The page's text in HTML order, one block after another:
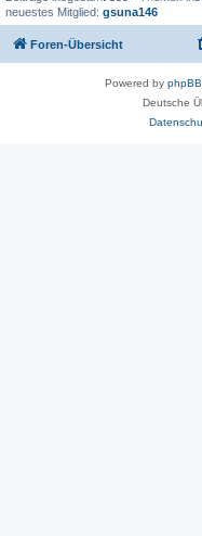
neuestes Mitglied: gsuna146
Foren-Übersicht
Powered by phpBB
Deutsche